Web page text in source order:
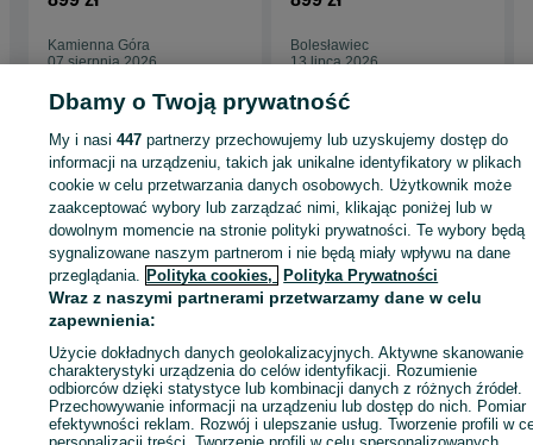
Kamienna Góra
07 sierpnia 2026
Bolesławiec
13 lipca 2026
Strona główna Motoryzacja Części samochodowe
Dostawcze i Ciężarowe
Dostawcze i Ciężarowe - Dolnośląskie
Dostawcze i Ciężarowe - Legnica
KATEGORIA
ID: 596770473 Wyświetlenia:
Zadzwoń / SMS Wyślij wiadomość
Dbamy o Twoją prywatność
My i nasi447 partnerzy przechowujemy lub uzyskujemy dostęp do
informacji na urządzeniu, takich jak unikalne identyfikatory w plikach
cookie w celu przetwarzania danych osobowych. Użytkownik może
zaakceptować wybory lub zarządzać nimi, klikając poniżej lub w
dowolnym momencie na stronie polityki prywatności. Te wybory będą
sygnalizowane naszym partnerom i nie będą miały wpływu na dane
przeglądania. Polityka cookies, Polityka Prywatności
Wraz z naszymi partnerami przetwarzamy dane w celu
zapewnienia:
Użycie dokładnych danych geolokalizacyjnych. Aktywne skanowanie
charakterystyki urządzenia do celów identyfikacji. Rozumienie
odbiorców dzięki statystyce lub kombinacji danych z różnych źródeł.
Przechowywanie informacji na urządzeniu lub dostęp do nich. Pomiar
efektywności reklam. Rozwój i ulepszanie usług. Tworzenie profili w